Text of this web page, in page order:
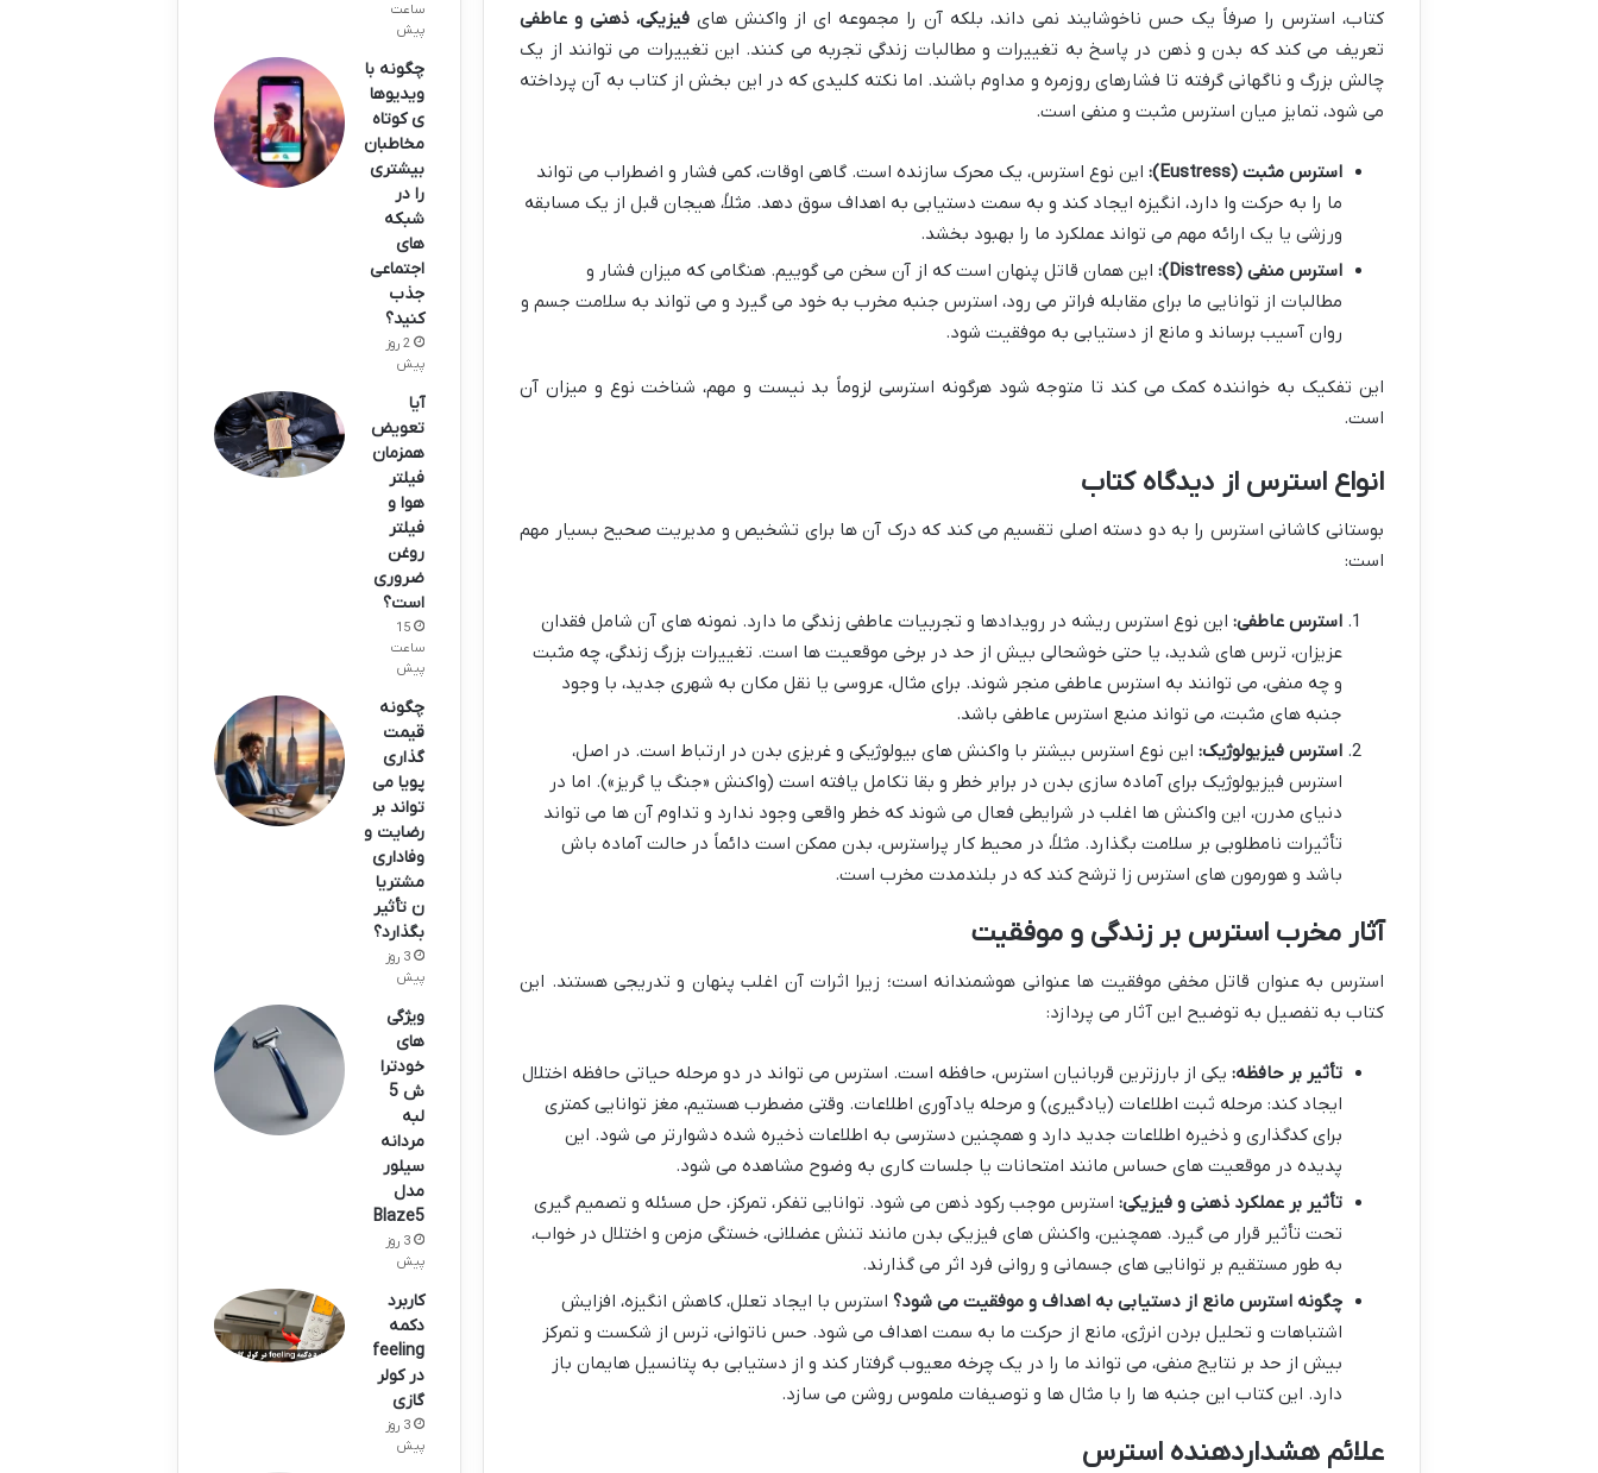
کتاب، استرس را صرفاً یک حس ناخوشایند نمی داند، بلکه آن را مجموعه ای از واکنش های فیزیکی، ذهنی و عاطفی
تعریف می کند که بدن و ذهن در پاسخ به تغییرات و مطالبات زندگی تجربه می کنند. این تغییرات می توانند از یک
چالش بزرگ و ناگهانی گرفته تا فشارهای روزمره و مداوم باشند. اما نکته کلیدی که در این بخش از کتاب به آن پرداخته
می شود، تمایز میان استرس مثبت و منفی است.
استرس مثبت (Eustress):
این نوع استرس، یک محرک سازنده است. گاهی اوقات، کمی فشار و اضطراب می تواند
ما را به حرکت وا دارد، انگیزه ایجاد کند و به سمت دستیابی به اهداف سوق دهد. مثلاً، هیجان قبل از یک مسابقه
ورزشی یا یک ارائه مهم می تواند عملکرد ما را بهبود بخشد.
استرس منفی (Distress):
این همان قاتل پنهان است که از آن سخن می گوییم. هنگامی که میزان فشار و
مطالبات از توانایی ما برای مقابله فراتر می رود، استرس جنبه مخرب به خود می گیرد و می تواند به سلامت جسم و
روان آسیب برساند و مانع از دستیابی به موفقیت شود.
این تفکیک به خواننده کمک می کند تا متوجه شود هرگونه استرسی لزوماً بد نیست و مهم، شناخت نوع و میزان آن
است.
انواع استرس از دیدگاه کتاب
بوستانی کاشانی استرس را به دو دسته اصلی تقسیم می کند که درک آن ها برای تشخیص و مدیریت صحیح بسیار مهم
است:
استرس عاطفی: این نوع استرس ریشه در رویدادها و تجربیات عاطفی زندگی ما دارد. نمونه های آن شامل فقدان
عزیزان، ترس های شدید، یا حتی خوشحالی بیش از حد در برخی موقعیت ها است. تغییرات بزرگ زندگی، چه مثبت
و چه منفی، می توانند به استرس عاطفی منجر شوند. برای مثال، عروسی یا نقل مکان به شهری جدید، با وجود
جنبه های مثبت، می تواند منبع استرس عاطفی باشد.
استرس فیزیولوژیک: این نوع استرس بیشتر با واکنش های بیولوژیکی و غریزی بدن در ارتباط است. در اصل،
استرس فیزیولوژیک برای آماده سازی بدن در برابر خطر و بقا تکامل یافته است (واکنش «جنگ یا گریز»). اما در
دنیای مدرن، این واکنش ها اغلب در شرایطی فعال می شوند که خطر واقعی وجود ندارد و تداوم آن ها می تواند
تأثیرات نامطلوبی بر سلامت بگذارد. مثلاً، در محیط کار پراسترس، بدن ممکن است دائماً در حالت آماده باش
باشد و هورمون های استرس زا ترشح کند که در بلندمدت مخرب است.
آثار مخرب استرس بر زندگی و موفقیت
استرس به عنوان قاتل مخفی موفقیت ها عنوانی هوشمندانه است؛ زیرا اثرات آن اغلب پنهان و تدریجی هستند. این
کتاب به تفصیل به توضیح این آثار می پردازد:
تأثیر بر حافظه: یکی از بارزترین قربانیان استرس، حافظه است. استرس می تواند در دو مرحله حیاتی حافظه اختلال
ایجاد کند: مرحله ثبت اطلاعات (یادگیری) و مرحله یادآوری اطلاعات. وقتی مضطرب هستیم، مغز توانایی کمتری
برای کدگذاری و ذخیره اطلاعات جدید دارد و همچنین دسترسی به اطلاعات ذخیره شده دشوارتر می شود. این
پدیده در موقعیت های حساس مانند امتحانات یا جلسات کاری به وضوح مشاهده می شود.
تأثیر بر عملکرد ذهنی و فیزیکی: استرس موجب رکود ذهن می شود. توانایی تفکر، تمرکز، حل مسئله و تصمیم گیری
تحت تأثیر قرار می گیرد. همچنین، واکنش های فیزیکی بدن مانند تنش عضلانی، خستگی مزمن و اختلال در خواب،
به طور مستقیم بر توانایی های جسمانی و روانی فرد اثر می گذارند.
چگونه استرس مانع از دستیابی به اهداف و موفقیت می شود؟ استرس با ایجاد تعلل، کاهش انگیزه، افزایش
اشتباهات و تحلیل بردن انرژی، مانع از حرکت ما به سمت اهداف می شود. حس ناتوانی، ترس از شکست و تمرکز
بیش از حد بر نتایج منفی، می تواند ما را در یک چرخه معیوب گرفتار کند و از دستیابی به پتانسیل هایمان باز
دارد. این کتاب این جنبه ها را با مثال ها و توصیفات ملموس روشن می سازد.
علائم هشداردهنده استرس
ساعت
پیش
چگونه با
ویدیوها
ی کوتاه
مخاطبان
بیشتری
را در
شبکه
های
اجتماعی
جذب
کنید؟
2 روز
پیش
آیا
تعویض
همزمان
فیلتر
هوا و
فیلتر
روغن
ضروری
است؟
15
ساعت
پیش
چگونه
قیمت
گذاری
پویا می
تواند بر
رضایت و
وفاداری
مشتریا
ن تأثیر
بگذارد؟
3 روز
پیش
ویژگی
های
خودترا
ش 5
لبه
مردانه
سیلور
مدل
Blaze5
3 روز
پیش
کاربرد
دکمه
feeling
در کولر
گازی
3 روز
پیش